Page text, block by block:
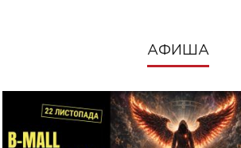
АФИША